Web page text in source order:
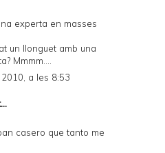
experta en masses
un llonguet amb una
Mmmm....
a les 8:53
casero que tanto me